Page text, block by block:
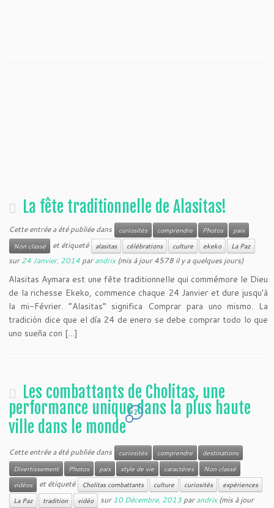
La fête traditionnelle de Alasitas!
Cette entrée a été publiée dans curiosités comprendre Photos
paix
Non classé
et étiqueté alasitas célébrations culture ekeko La Paz
sur24 Janvier, 2014 parandrix(mis à jour 4578 il y a quelques jours)
Alasitas Aymara est une fête traditionnelle qui commémore le Dieu
de la richesse Ekeko, commence chaque 24 Janvier et dure jusqu'à
la mi-Février. “Alasitas” significa Comprar para uno mismo. La
tradición dice que el día 24 de enero se debe comprar todo lo que
uno sueña con […]
Les combattants de Cholitas, une
performance unique dans la plus haute
ville dans le monde
2
Cette entrée a été publiée dans curiosités comprendre
destinations
Divertissement
Photos paix style de vie caractères
Non classé
vidéos
et étiqueté Cholitas combattants culture curiosités
expériences
La Paz
tradition vidéo sur10 Décembre, 2013 parandrix(mis à jour